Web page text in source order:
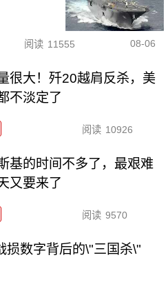
阅读 11555 08-06
很大！歼20越肩反杀，美
不淡定了
阅读 10926
基的时间不多了，最艰难
又要来了
阅读 9570
损数字背后的\"三国杀\"